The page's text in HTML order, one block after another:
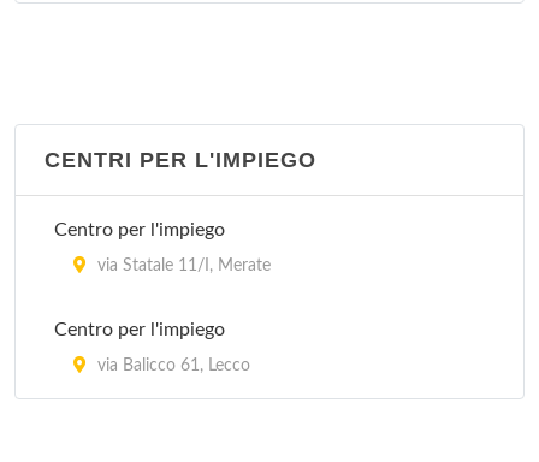
CENTRI PER L'IMPIEGO
Centro per l'impiego
via Statale 11/I, Merate
Centro per l'impiego
via Balicco 61, Lecco